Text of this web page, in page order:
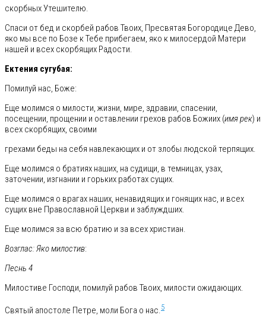
скорбных Утешителю.
Спаси от бед и скорбей рабов Твоих, Пресвятая Богородице Дево,
яко мы все по Бозе к Тебе прибегаем, яко к милосердой Матери
нашей и всех скорбящих Радости.
Ектения сугубая:
Помилуй нас, Боже:
Еще молимся о милости, жизни, мире, здравии, спасении,
посещении, прощении и оставлении грехов рабов Божиих (имя рек) и
всех скорбящих, своими
грехами беды на себя навлекающих и от злобы людской терпящих.
Еще молимся о братиях наших, на судищи, в темницах, узах,
заточении, изгнании и горьких работах сущих.
Еще молимся о врагах наших, ненавидящих и гонящих нас, и всех
сущих вне Православной Церкви и заблуждших.
Еще молимся за всю братию и за всех христиан.
Возглас: Яко милостив:
Песнь 4
Милостиве Господи, помилуй рабов Твоих, милости ожидающих.
Святый апостоле Петре, моли Бога о нас.5